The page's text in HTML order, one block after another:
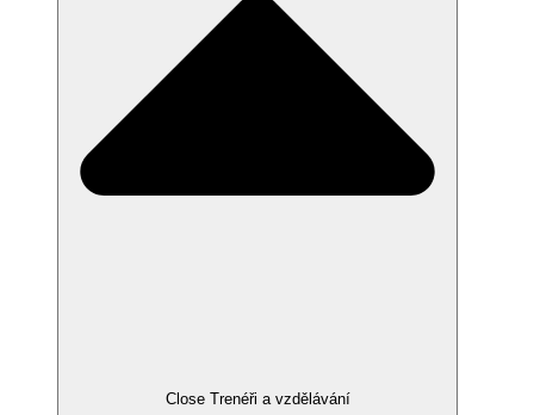
Close Trenéři a vzdělávání